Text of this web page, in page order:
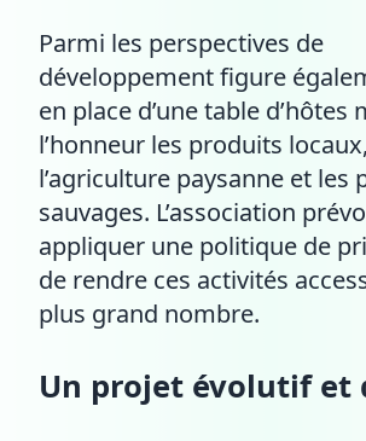
Parmi les perspectives de
développement figure
en place d’une table d’hôtes
l’honneur les produits locaux,
l’agriculture paysanne et les
sauvages. L’association
appliquer une politique de
de rendre ces activités
plus grand nombre.
Un projet évolutif et